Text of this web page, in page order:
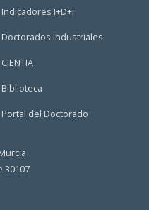
Indicadores I+D+i
Doctorados Industriales
CIENTIA
Biblioteca
Portal del Doctorado
30107